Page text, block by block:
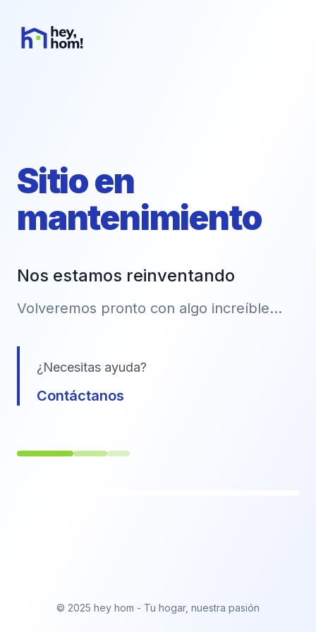
Sitio en
mantenimiento
Nos estamos reinventando
Volveremos pronto con algo increíble...
¿Necesitas ayuda?
Contáctanos
© 2025 hey hom - Tu hogar, nuestra pasión